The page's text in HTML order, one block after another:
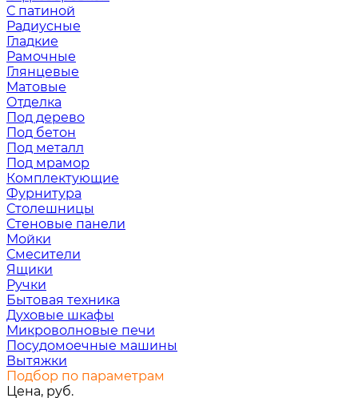
С патиной
Радиусные
Гладкие
Рамочные
Глянцевые
Матовые
Отделка
Под дерево
Под бетон
Под металл
Под мрамор
Комплектующие
Фурнитура
Столешницы
Стеновые панели
Мойки
Смесители
Ящики
Ручки
Бытовая техника
Духовые шкафы
Микроволновые печи
Посудомоечные машины
Вытяжки
Подбор по параметрам
Цена, руб.